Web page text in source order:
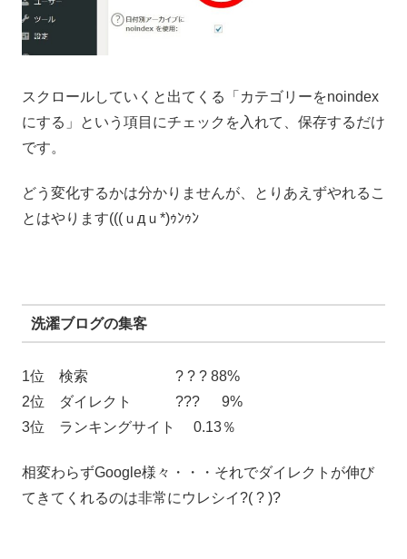
スクロールしていくと出てくる「カテゴリーをnoindex
にする」という項目にチェックを入れて、保存するだけ
です。
どう変化するかは分かりませんが、とりあえずやれるこ
とはやります(((ｕдｕ*)ｩﾝｩﾝ
洗濯ブログの集客
1位 検索 ? ? ? 88%
2位 ダイレクト ??? 9%
3位 ランキングサイト 0.13％
相変わらずGoogle様々・・・それでダイレクトが伸び
てきてくれるのは非常にウレシイ?( ? )?